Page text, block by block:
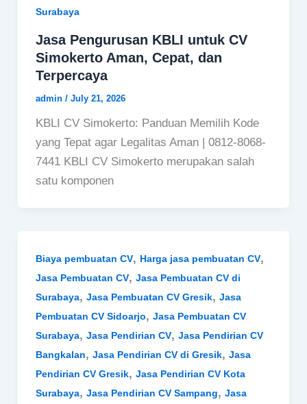
Surabaya
Jasa Pengurusan KBLI untuk CV
Simokerto Aman, Cepat, dan
Terpercaya
admin / July 21, 2026
KBLI CV Simokerto: Panduan Memilih Kode
yang Tepat agar Legalitas Aman | 0812-8068-
7441 KBLI CV Simokerto merupakan salah
satu komponen
Biaya pembuatan CV, Harga jasa pembuatan CV,
Jasa Pembuatan CV, Jasa Pembuatan CV di
Surabaya, Jasa Pembuatan CV Gresik, Jasa
Pembuatan CV Sidoarjo, Jasa Pembuatan CV
Surabaya, Jasa Pendirian CV, Jasa Pendirian CV
Bangkalan, Jasa Pendirian CV di Gresik, Jasa
Pendirian CV Gresik, Jasa Pendirian CV Kota
Surabaya, Jasa Pendirian CV Sampang, Jasa